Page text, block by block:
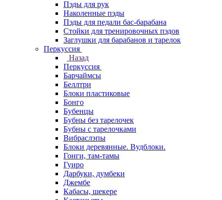
Пэды для рук
Наколенные пэды
Пэды для педали бас-барабана
Стойки для тренировочных пэдов
Заглушки для барабанов и тарелок
Перкуссия
Назад
Перкуссия
Барчаймсы
Беллтри
Блоки пластиковые
Бонго
Бубенцы
Бубны без тарелочек
Бубны с тарелочками
Вибраслэпы
Блоки деревянные. Вудблоки.
Гонги, там-тамы
Гуиро
Дарбуки, думбеки
Джембе
Кабасы, шекере